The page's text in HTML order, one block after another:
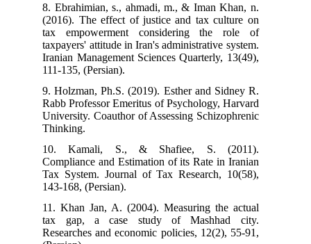
8. Ebrahimian, s., ahmadi, m., & Iman Khan, n.
(2016). The effect of justice and tax culture on
tax empowerment considering the role of
taxpayers' attitude in Iran's administrative system.
Iranian Management Sciences Quarterly, 13(49),
111-135, (Persian).
9. Holzman, Ph.S. (2019). Esther and Sidney R.
Rabb Professor Emeritus of Psychology, Harvard
University. Coauthor of Assessing Schizophrenic
Thinking.
10. Kamali, S., & Shafiee, S. (2011).
Compliance and Estimation of its Rate in Iranian
Tax System. Journal of Tax Research, 10(58),
143-168, (Persian).
11. Khan Jan, A. (2004). Measuring the actual
tax gap, a case study of Mashhad city.
Researches and economic policies, 12(2), 55-91,